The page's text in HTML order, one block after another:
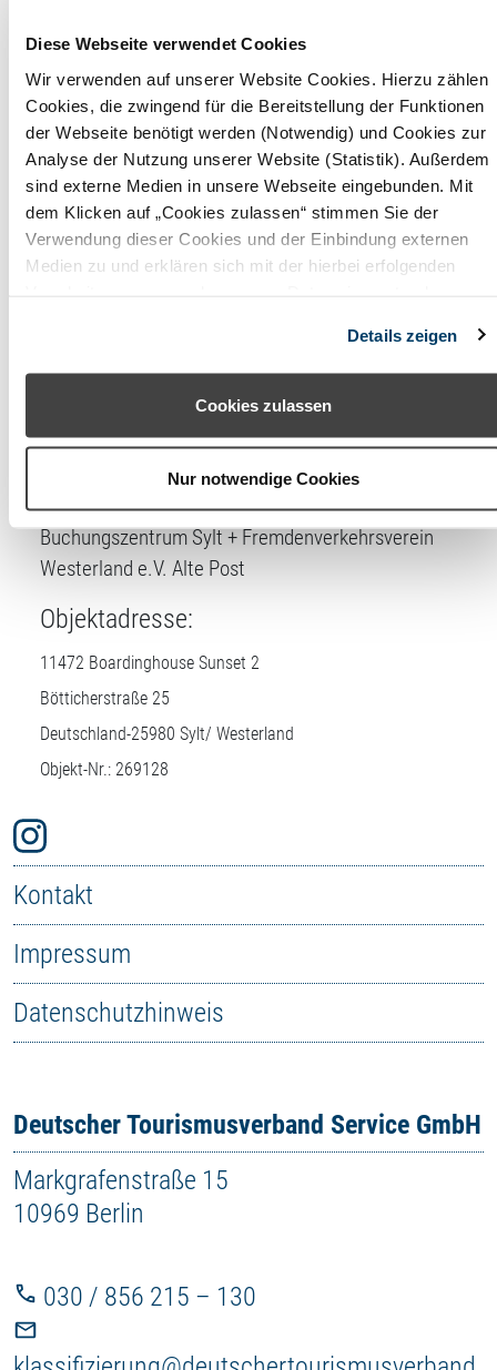
Diese Webseite verwendet Cookies
Wir verwenden auf unserer Website Cookies. Hierzu zählen
Cookies, die zwingend für die Bereitstellung der Funktionen
der Webseite benötigt werden (Notwendig) und Cookies zur
Analyse der Nutzung unserer Website (Statistik). Außerdem
sind externe Medien in unsere Webseite eingebunden. Mit
dem Klicken auf „Cookies zulassen“ stimmen Sie der
Verwendung dieser Cookies und der Einbindung externen
Medien zu und erklären sich mit der hierbei erfolgenden
Cookies“ ohne die Erklärung einer Einwilligung fortfahren. In
diesem Fall werden nur notwendige Cookies verwendet. Sie
können Ihre Einwilligung jederzeit unter den Cookie-
Details zeigen
Cookies zulassen
Nur notwendige Cookies
F
Wohnfläche
110,00
m²
Maximale
Belegung
2
Badezimmer
2
Schlafzimmer
Lizenznehmer
Buchungszentrum Sylt + Fremdenverkehrsverein
Westerland e.V. Alte Post
Objektadresse:
11472 Boardinghouse Sunset 2
Bötticherstraße 25
Deutschland-25980 Sylt/ Westerland
Objekt-Nr.: 269128
Deutscher Tourismusverband Service GmbH
Markgrafenstraße 15
10969 Berlin
030 / 856 215 – 130
Kontakt
Impressum
Datenschutzhinweis